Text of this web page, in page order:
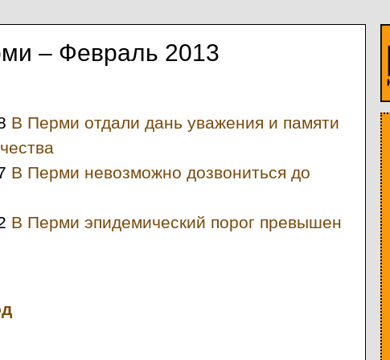
– Февраль 2013
В Перми отдали дань уважения и памяти
В Перми невозможно дозвониться до
В Перми эпидемический порог превышен